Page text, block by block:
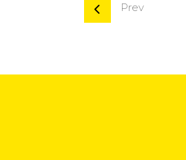
Prev